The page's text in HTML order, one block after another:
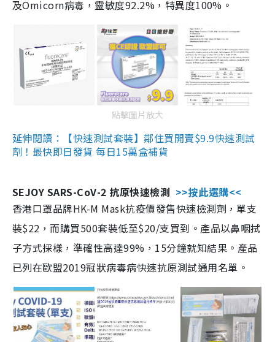
及Omicorn病毒，靈敏度92.2%，特異度100%。
點擊圖片放大
延伸閱讀：【快速測試套裝】鄰住買開賣$9.9快速測試
劑！最快即日發貨 每日15萬盒補貨
SEJOY SARS-CoV-2 抗原快速檢測 >>按此選購<<
香港口罩品牌HK-M Mask抗疫價發售快速檢測劑，單支
裝$22，而購買500套裝低至$20/支買到。產品以鼻咽拭
子方式採樣，準確性高達99%，15分鐘就知結果。產品
已列在歐盟2019冠狀病毒病快速抗原測試通用名單。